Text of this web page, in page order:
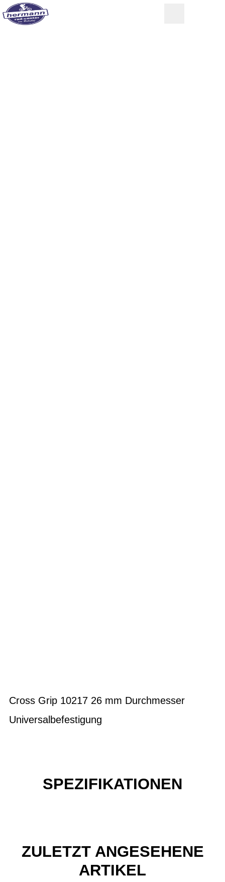
Cross Grip 10217 26 mm Durchmesser
Universalbefestigung
SPEZIFIKATIONEN
ZULETZT ANGESEHENE
ARTIKEL